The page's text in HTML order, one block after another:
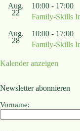
Aug.
22
10:00 - 17:00
Family-Skills
Aug.
28
10:00 - 17:00
Family-Skills
Kalender anzeigen
Newsletter abonnieren
Vorname: